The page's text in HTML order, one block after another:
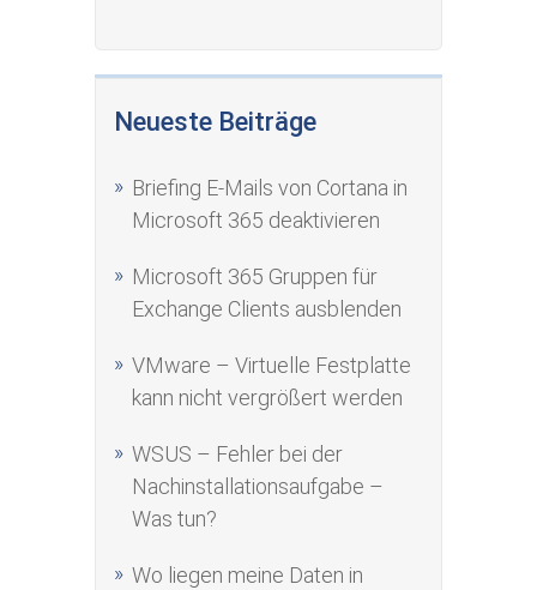
Neueste Beiträge
Briefing E-Mails von Cortana in
Microsoft 365 deaktivieren
Microsoft 365 Gruppen für
Exchange Clients ausblenden
VMware – Virtuelle Festplatte
kann nicht vergrößert werden
WSUS – Fehler bei der
Nachinstallationsaufgabe –
Was tun?
Wo liegen meine Daten in